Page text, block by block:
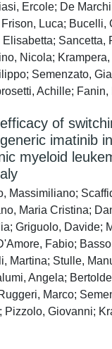
Ercole; De
Luca; Bucelli,
Elisabetta; Sancetta,
Nicola; Krampera,
Semenzato,
Achille; Fanin,
of
imatinib
myeloid
Massimiliano;
Maria Cristina;
Griguolo, Davide;
Fabio;
Martina; Stulle,
Angela;
Marco;
Pizzolo, Giovanni;